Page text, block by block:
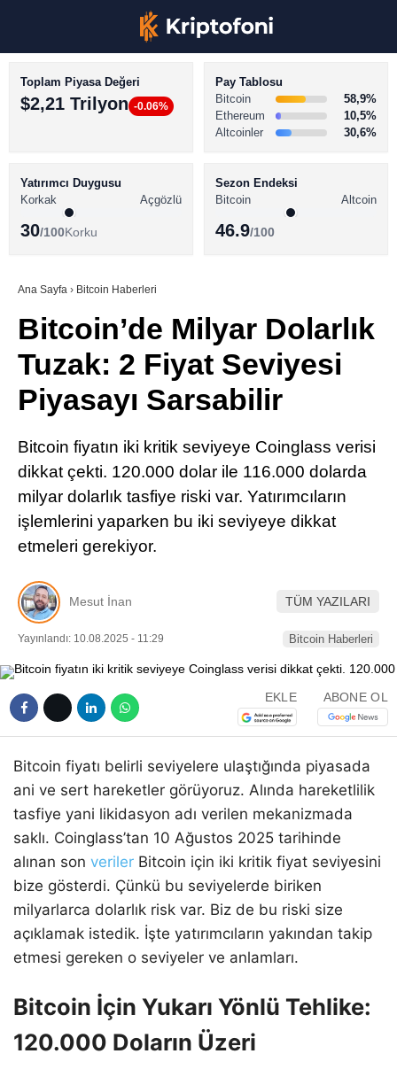
Youtube
TikTok
LinkedIn
Telegram
BİTCOİN HABERLERİ
ALTCOİN HABERLERİ
SÖZLÜK
Toplam Piyasa Değeri
$2,21 Trilyon -0.06%
Pay Tablosu
Bitcoin
58,9%
Ethereum
10,5%
Altcoinler
30,6%
Yatırımcı Duygusu
Korkak
Açgözlü
30/100Korku
Sezon Endeksi
Bitcoin
Altcoin
46.9/100
Ana Sayfa › Bitcoin Haberleri
Bitcoin’de Milyar Dolarlık
Tuzak: 2 Fiyat Seviyesi
Piyasayı Sarsabilir
Bitcoin fiyatın iki kritik seviyeye Coinglass verisi
dikkat çekti. 120.000 dolar ile 116.000 dolarda
milyar dolarlık tasfiye riski var. Yatırımcıların
işlemlerini yaparken bu iki seviyeye dikkat
etmeleri gerekiyor.
Mesut İnan TÜM YAZILARI
Yayınlandı: 10.08.2025 - 11:29 Bitcoin Haberleri
EKLE ABONE OL
Bitcoin fiyatı belirli seviyelere ulaştığında piyasada
ani ve sert hareketler görüyoruz. Alında hareketlilik
tasfiye yani likidasyon adı verilen mekanizmada
saklı. Coinglass’tan 10 Ağustos 2025 tarihinde
alınan son veriler Bitcoin için iki kritik fiyat seviyesini
bize gösterdi. Çünkü bu seviyelerde biriken
milyarlarca dolarlık risk var. Biz de bu riski size
açıklamak istedik. İşte yatırımcıların yakından takip
etmesi gereken o seviyeler ve anlamları.
Bitcoin İçin Yukarı Yönlü Tehlike:
120.000 Doların Üzeri